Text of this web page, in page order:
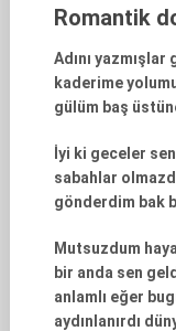
Romantik
Adını
kaderime
gülüm baş
İyi ki geceler
sabahlar
gönderdim bak
Mutsuzdum
bir anda sen
anlamlı eğer
aydınlanırdı